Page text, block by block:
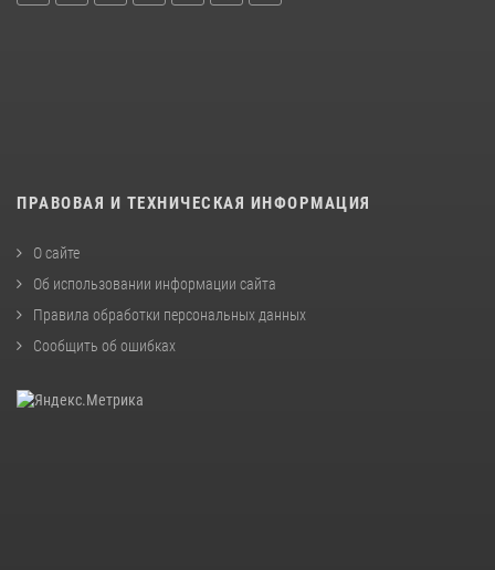
ПРАВОВАЯ И ТЕХНИЧЕСКАЯ ИНФОРМАЦИЯ
О сайте
Об использовании информации сайта
Правила обработки персональных данных
Сообщить об ошибках